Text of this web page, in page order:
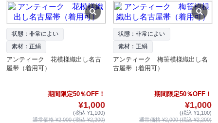
状態：非常によい
素材：正絹
アンティーク 花模様織出し名古
屋帯（着用可）
期間限定50％OFF！
¥1,000
(税込 ¥1,100)
通常価格 ¥2,000 (税込 ¥2,200)
状態：非常によい
素材：正絹
アンティーク 梅笹模様織出し名
古屋帯（着用可）
期間限定50％OFF！
¥1,000
(税込 ¥1,100)
通常価格 ¥2,000 (税込 ¥2,200)